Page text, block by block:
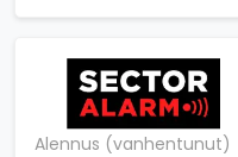
Alennus (vanhentunut)